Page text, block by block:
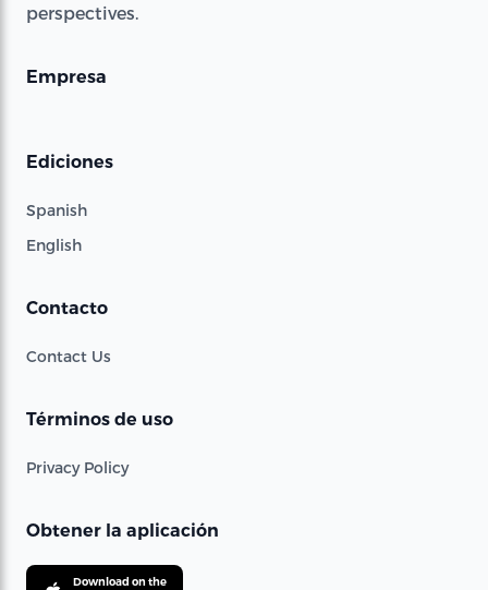
perspectives.
Empresa
Ediciones
Spanish
English
Contacto
Contact Us
Términos de uso
Privacy Policy
Obtener la aplicación
Download on the